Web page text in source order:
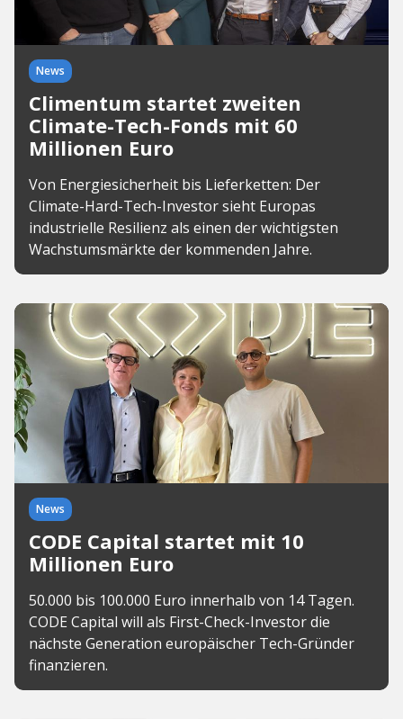
News
Climentum startet zweiten
Climate-Tech-Fonds mit 60
Millionen Euro
Von Energiesicherheit bis Lieferketten: Der
Climate-Hard-Tech-Investor sieht Europas
industrielle Resilienz als einen der wichtigsten
Wachstumsmärkte der kommenden Jahre.
News
CODE Capital startet mit 10
Millionen Euro
50.000 bis 100.000 Euro innerhalb von 14 Tagen.
CODE Capital will als First-Check-Investor die
nächste Generation europäischer Tech-Gründer
finanzieren.